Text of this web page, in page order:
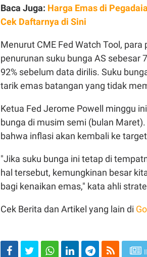
Baca Juga: Harga Emas di
Cek Daftarnya di Sini
Menurut CME Fed Watch Tool,
penurunan suku bunga AS sebesar
92% sebelum data dirilis. Suku
tarik emas batangan yang tidak
Ketua Fed Jerome Powell minggu
bunga di musim semi (bulan
bahwa inflasi akan kembali ke target
"Jika suku bunga ini tetap di
hal tersebut, kemungkinan besar
bagi kenaikan emas," kata ahli
Cek Berita dan Artikel yang lain di